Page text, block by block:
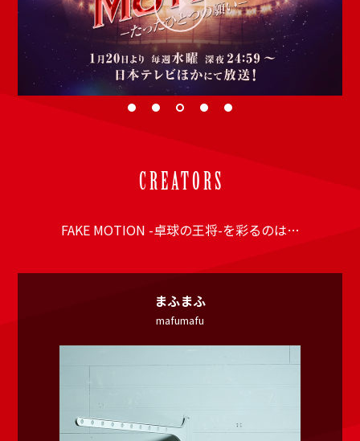
CREATORS
FAKE MOTION -卓球の王将-を彩るのは…
まふまふ
mafumafu